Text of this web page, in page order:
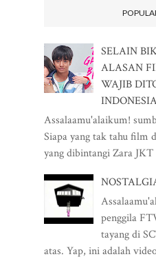
SELAIN
ALASAN
WAJIB
Assalaamu'alaikum!
Siapa yang tak tahu film
yang dibintangi Zara JKT
penggila
tayang di
atas. Yap, ini adalah